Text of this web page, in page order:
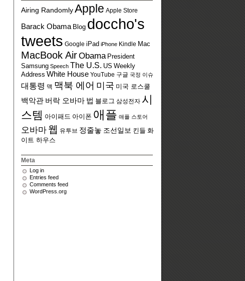
Airing RandomlyApple Apple Store
Barack Obama Blog doccho's
tweets Google iPad iPhone Kindle Mac
MacBook AirObama President
Samsung Speech The U.S. US Weekly
Address White House YouTube 구글 국정 이슈
대통령 맥 맥북 에어 미국 미국 로스쿨
백악관 버락 오바마 법 블로그 삼성전자 시
스템 아이패드 아이폰 애플 애플 스토어
오바마 웹 유투브 정줄놓 조선일보 킨들 화
이트 하우스
Meta
Log in
Entries feed
Comments feed
WordPress.org